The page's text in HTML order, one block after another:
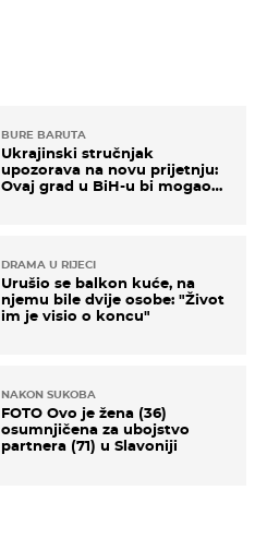
BURE BARUTA
Ukrajinski stručnjak
upozorava na novu prijetnju:
Ovaj grad u BiH-u bi mogao
DRAMA U RIJECI
Urušio se balkon kuće, na
njemu bile dvije osobe: "Život
im je visio o koncu"
NAKON SUKOBA
FOTO Ovo je žena (36)
osumnjičena za ubojstvo
partnera (71) u Slavoniji